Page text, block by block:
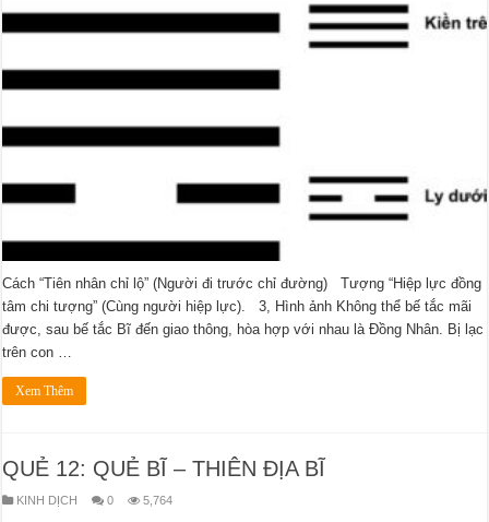
Cách “Tiên nhân chỉ lộ” (Người đi trước chỉ đường) Tượng “Hiệp lực đồng
tâm chi tượng” (Cùng người hiệp lực). 3, Hình ảnh Không thể bế tắc mãi
được, sau bế tắc Bĩ đến giao thông, hòa hợp với nhau là Đồng Nhân. Bị lạc
trên con …
Xem Thêm
QUẺ 12: QUẺ BĨ – THIÊN ĐỊA BĨ
KINH DỊCH 0 5,764